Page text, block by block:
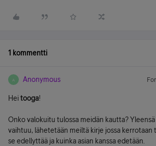
1 kommentti
A Anonymous
Heitooga!
Onko valokuitu tulossa meidän kautta?
vaihtuu, lähetetään meiltä kirje jossa
se edellyttää ja kuinka asian kanssa edetään.